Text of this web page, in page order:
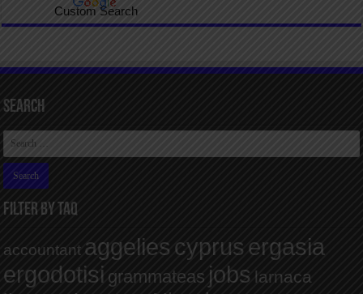
Custom Search
Search
FILTER BY TAQ
accountant aggelies cyprus ergasia
ergodotisi grammateas jobs larnaca